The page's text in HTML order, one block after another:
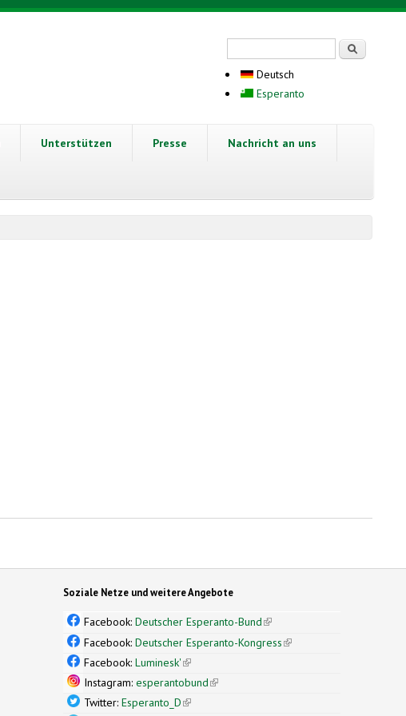
Deutsch
Esperanto
Unterstützen Presse Nachricht an uns
Soziale Netze und weitere Angebote
Facebook:Deutscher Esperanto-Bund(link is external)
Facebook:Deutscher Esperanto-Kongress(link is external)
Facebook:Luminesk'(link is external)
Instagram:esperantobund(link is external)
Twitter:Esperanto_D(link is external)